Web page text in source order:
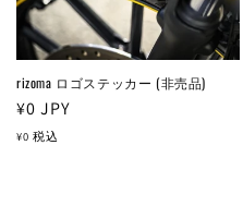
rizoma ロゴステッカー (非売品)
通
常
¥0 JPY
¥0 税込